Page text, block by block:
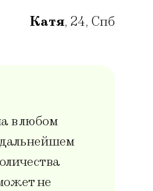
Катя, 24, Спб
в любом
дальнейшем
не